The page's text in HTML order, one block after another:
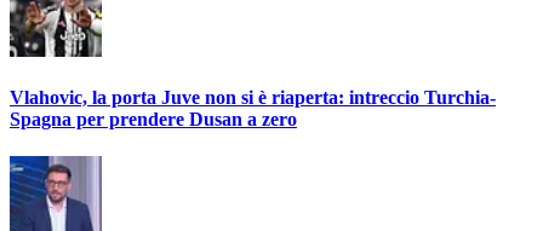
Vlahovic, la porta Juve non si è riaperta: intreccio Turchia-
Spagna per prendere Dusan a zero